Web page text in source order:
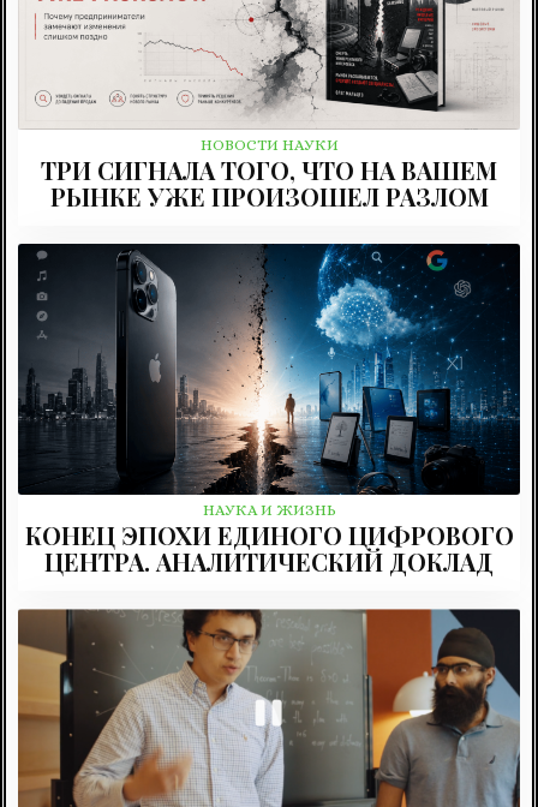
НОВОСТИ НАУКИ
ТРИ СИГНАЛА ТОГО, ЧТО НА ВАШЕМ
РЫНКЕ УЖЕ ПРОИЗОШЕЛ РАЗЛОМ
НАУКА И ЖИЗНЬ
КОНЕЦ ЭПОХИ ЕДИНОГО ЦИФРОВОГО
ЦЕНТРА. АНАЛИТИЧЕСКИЙ ДОКЛАД